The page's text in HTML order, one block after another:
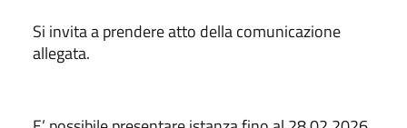
Si invita a prendere atto della comunicazione
allegata.